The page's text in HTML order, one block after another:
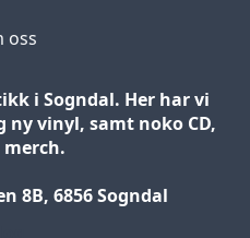
oss
i Sogndal. Her har vi
vinyl, samt noko CD,
merch.
8B, 6856 Sogndal